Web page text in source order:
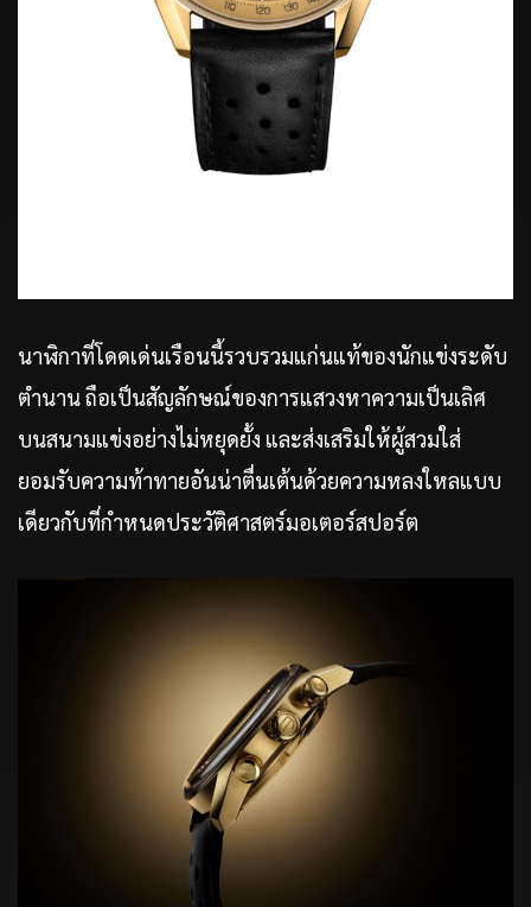
นาฬิกาที่โดดเด่นเรือนนี้รวบรวมแก่นแท้ของนักแข่งระดับ
ตำนาน ถือเป็นสัญลักษณ์ของการแสวงหาความเป็นเลิศ
บนสนามแข่งอย่างไม่หยุดยั้ง และส่งเสริมให้ผู้สวมใส่
ยอมรับความท้าทายอันน่าตื่นเต้นด้วยความหลงใหลแบบ
เดียวกับที่กำหนดประวัติศาสตร์มอเตอร์สปอร์ต